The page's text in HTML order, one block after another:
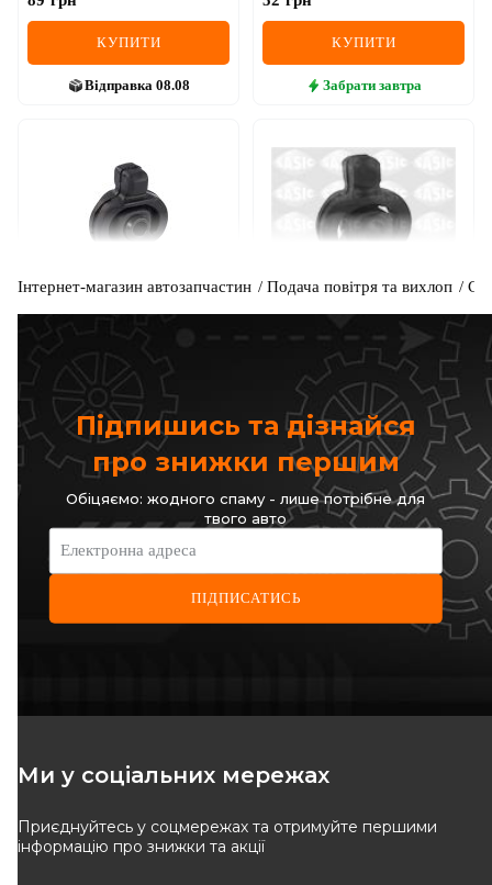
КУПИТИ
Відправка 08.08
КУПИТИ
Забрати завтра
BOSAL
Kubistar 97->08 / Renault
Kangoo II 08->
грн
КУПИТИ
Відправка
SASIC
грн
КУПИТИ
Відправка завтра
Master/Kangoo 98-
58 грн
КУПИТИ
Renault Kangoo + Nissan
ВІДСУТНІЙ
Інтернет-магазин автозапчастин Подача повітря та вихлоп
Підпишись та дізнайся
про знижки першим
Обіцяємо: жодного спаму - лише потрібне для
твого авто
Електронна адреса
ПІДПИСАТИСЬ
Ми у соціальних мережах
Приєднуйтесь у соцмережах та отримуйте першими
інформацію про знижки та акції